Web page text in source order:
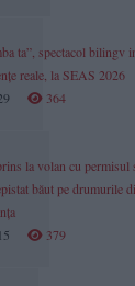
ta”, spectacol bilingv
reale, la SEAS 2026
364
la volan cu permisul
băut pe drumurile
379